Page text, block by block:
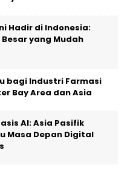
Hadir di Indonesia:
yang Mudah
bagi Industri Farmasi
Bay Area dan Asia
AI: Asia Pasifik
Masa Depan Digital